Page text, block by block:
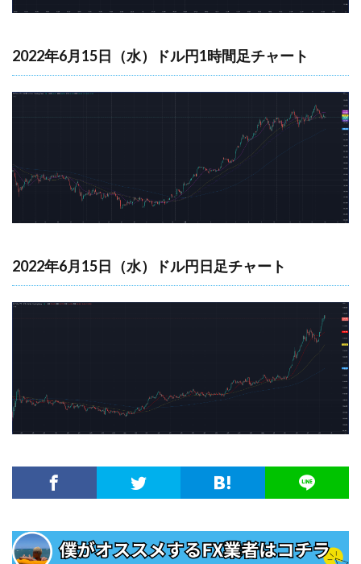
2022年6月15日（水）ドル円1時間足チャート
2022年6月15日（水）ドル円日足チャート